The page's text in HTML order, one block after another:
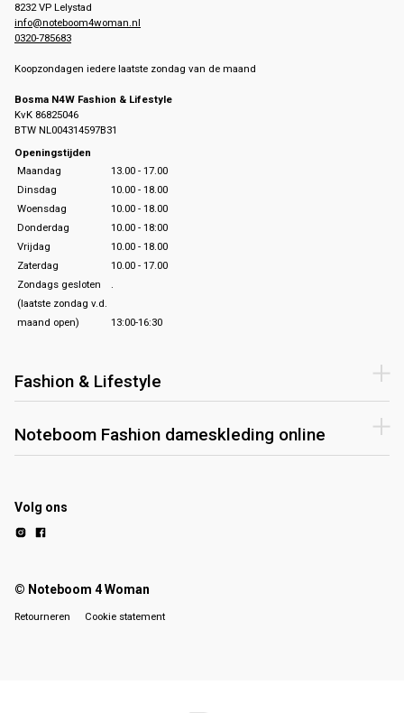
8232 VP Lelystad
info@noteboom4woman.nl
0320-785683
Koopzondagen iedere laatste zondag van de maand
Bosma N4W Fashion & Lifestyle
KvK 86825046
BTW NL004314597B31
Openingstijden
Maandag
13.00 - 17.00
Dinsdag
10.00 - 18.00
Woensdag
10.00 - 18.00
Donderdag
10.00 - 18:00
Vrijdag
10.00 - 18.00
Zaterdag
10.00 - 17.00
Zondags gesloten
.
(laatste zondag v.d.
maand open)
13:00-16:30
Fashion & Lifestyle
Noteboom Fashion dameskleding online
Volg ons
© Noteboom 4 Woman
Retourneren Cookie statement